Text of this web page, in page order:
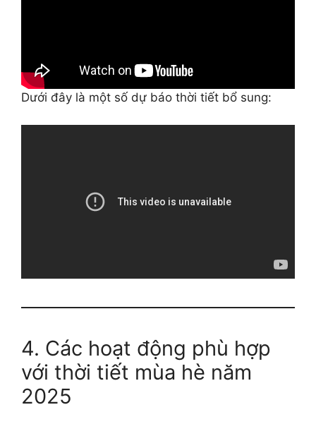
Dưới đây là một số dự báo thời tiết bổ sung:
4. Các hoạt động phù hợp
với thời tiết mùa hè năm
2025